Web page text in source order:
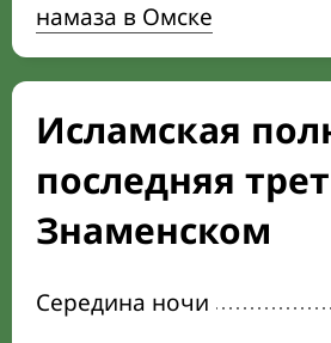
намаза в Омске
Исламская
последняя
Знаменском
Середина ночи